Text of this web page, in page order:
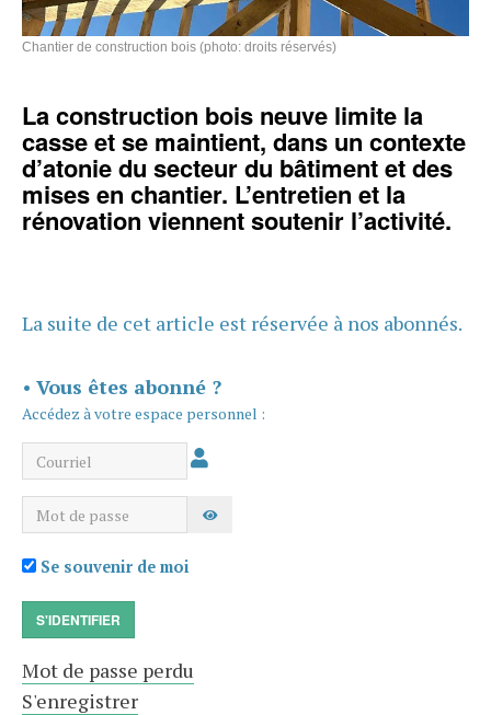
Chantier de construction bois (photo: droits réservés)
La construction bois neuve limite la
casse et se maintient, dans un contexte
d’atonie du secteur du bâtiment et des
mises en chantier. L’entretien et la
rénovation viennent soutenir l’activité.
La suite de cet article est réservée à nos abonnés.
• Vous êtes abonné ?
Accédez à votre espace personnel :
Courriel
Mot de passe AFFICHER LE MOT DE PASSE
Se souvenir de moi
S'IDENTIFIER
Mot de passe perdu
S'enregistrer